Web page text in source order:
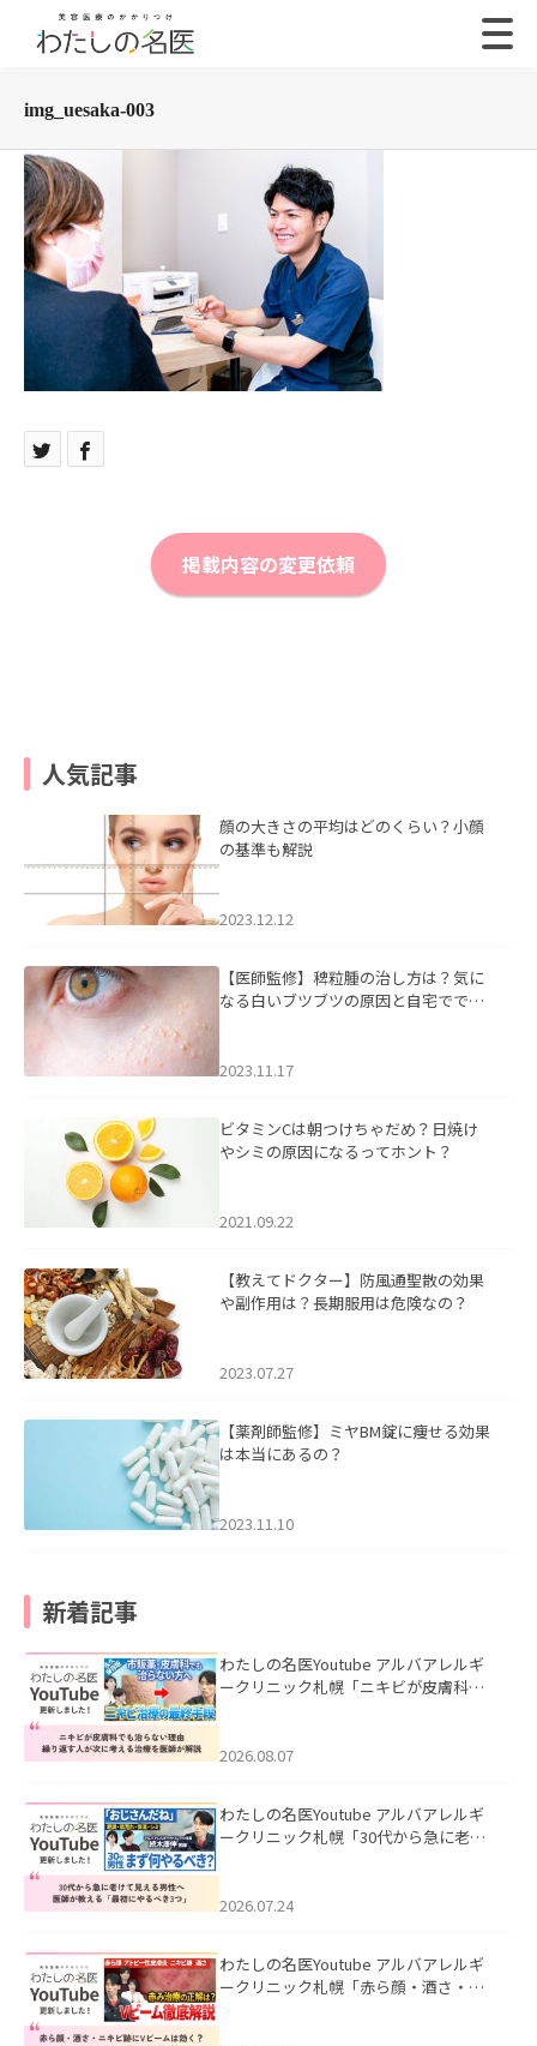
img_uesaka-003
掲載内容の変更依頼
人気記事
顔の大きさの平均はどのくらい？小顔
の基準も解説
2023.12.12
【医師監修】稗粒腫の治し方は？気に
なる白いブツブツの原因と自宅ででき
2023.11.17
ビタミンCは朝つけちゃだめ？日焼け
やシミの原因になるってホント？
2021.09.22
【教えてドクター】防風通聖散の効果
や副作用は？長期服用は危険なの？
2023.07.27
【薬剤師監修】ミヤBM錠に痩せる効果
は本当にあるの？
2023.11.10
新着記事
わたしの名医Youtube アルバアレルギ
ークリニック札幌「ニキビが皮膚科で
ました。
2026.08.07
わたしの名医Youtube アルバアレルギ
ークリニック札幌「30代から急に老け
た。
2026.07.24
わたしの名医Youtube アルバアレルギ
ークリニック札幌「赤ら顔・酒さ・ニ